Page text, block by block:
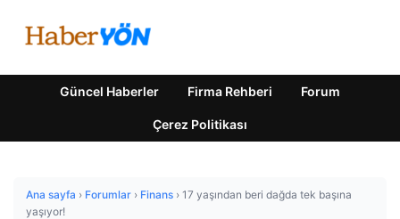
Güncel Haberler Firma Rehberi Forum
Çerez Politikası
Ana sayfa › Forumlar › Finans › 17 yaşından beri dağda tek başına
yaşıyor!